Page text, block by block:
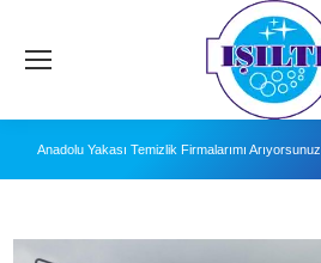
Anadolu Yakası Temizlik Firmalarımı Arıyorsunuz